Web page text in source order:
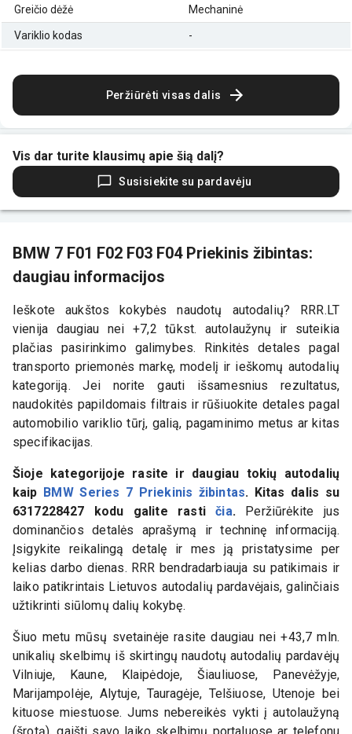
Greičio dėžė Mechaninė
Variklio kodas -
Peržiūrėti visas dalis
Vis dar turite klausimų apie šią dalį?
Susisiekite su pardavėju
BMW 7 F01 F02 F03 F04 Priekinis žibintas:
daugiau informacijos
Ieškote aukštos kokybės naudotų autodalių? RRR.LT
vienija daugiau nei +7,2 tūkst. autolaužynų ir suteikia
plačias pasirinkimo galimybes. Rinkitės detales pagal
transporto priemonės markę, modelį ir ieškomų autodalių
kategoriją. Jei norite gauti išsamesnius rezultatus,
naudokitės papildomais filtrais ir rūšiuokite detales pagal
automobilio variklio tūrį, galią, pagaminimo metus ar kitas
specifikacijas.
Šioje kategorijoje rasite ir daugiau tokių autodalių
kaip BMW Series 7 Priekinis žibintas. Kitas dalis su
6317228427 kodu galite rastičia. Peržiūrėkite jus
dominančios detalės aprašymą ir techninę informaciją.
Įsigykite reikalingą detalę ir mes ją pristatysime per
kelias darbo dienas. RRR bendradarbiauja su patikimais ir
laiko patikrintais Lietuvos autodalių pardavėjais, galinčiais
užtikrinti siūlomų dalių kokybę.
Šiuo metu mūsų svetainėje rasite daugiau nei +43,7 mln.
unikalių skelbimų iš skirtingų naudotų autodalių pardavėjų
Vilniuje, Kaune, Klaipėdoje, Šiauliuose, Panevėžyje,
Marijampolėje, Alytuje, Tauragėje, Telšiuose, Utenoje bei
kituose miestuose. Jums nebereikės vykti į autolaužyną
(šrotą), gaišti savo laiko skelbimų portaluose ar telefonu